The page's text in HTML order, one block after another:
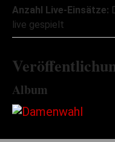
Anzahl Live-Einsätze:
live gespielt
Album